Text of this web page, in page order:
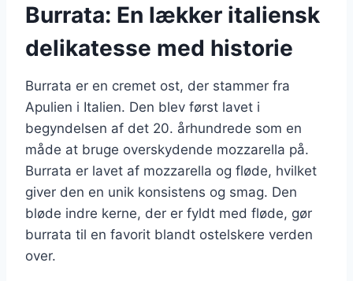
Burrata: En lækker italiensk
delikatesse med historie
Burrata er en cremet ost, der stammer fra
Apulien i Italien. Den blev først lavet i
begyndelsen af det 20. århundrede som en
måde at bruge overskydende mozzarella på.
Burrata er lavet af mozzarella og fløde, hvilket
giver den en unik konsistens og smag. Den
bløde indre kerne, der er fyldt med fløde, gør
burrata til en favorit blandt ostelskere verden
over.